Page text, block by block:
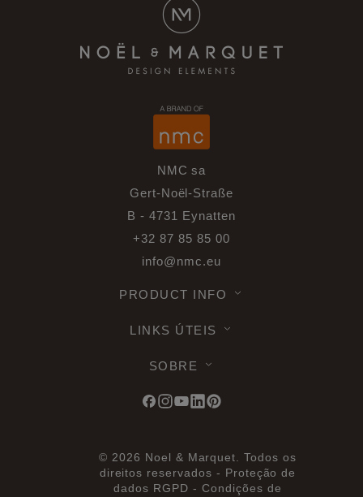
NMC sa
Gert-Noël-Straße
B - 4731 Eynatten
+32 87 85 85 00
info@nmc.eu
PRODUCT INFO
LINKS ÚTEIS
SOBRE
© 2026 Noel & Marquet. Todos os
direitos reservados - Proteção de
dados RGPD - Condições de